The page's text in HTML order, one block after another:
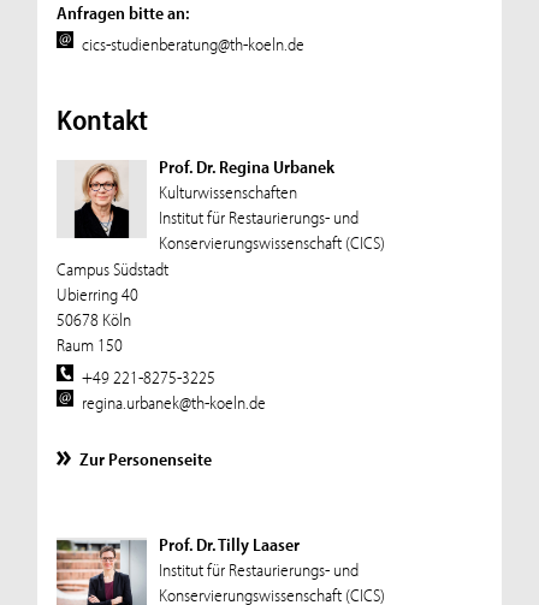
Anfragen bitte an:
cics-studienberatung@th-koeln.de
Kontakt
Prof. Dr. Regina Urbanek
Kulturwissenschaften
Institut für Restaurierungs- und
Konservierungswissenschaft (CICS)
Campus Südstadt
Ubierring 40
50678 Köln
Raum 150
+49 221-8275-3225
regina.urbanek@th-koeln.de
Zur Personenseite
Prof. Dr. Tilly Laaser
Institut für Restaurierungs- und
Konservierungswissenschaft (CICS)